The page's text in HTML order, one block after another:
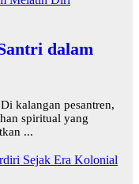
dalam
kalangan pesantren,
spiritual yang
...